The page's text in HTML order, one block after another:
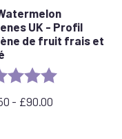
UK - Profil
de fruit frais et
- £90.00